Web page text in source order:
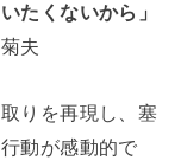
たくないから」
夫
りを再現し、塞
動が感動的で